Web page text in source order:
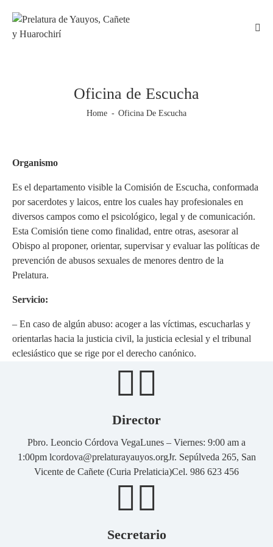
Oficina de Escucha
Home Oficina De Escucha
Organismo
Es el departamento visible la Comisión de Escucha, conformada
por sacerdotes y laicos, entre los cuales hay profesionales en
diversos campos como el psicológico, legal y de comunicación.
Esta Comisión tiene como finalidad, entre otras, asesorar al
Obispo al proponer, orientar, supervisar y evaluar las políticas de
prevención de abusos sexuales de menores dentro de la
Prelatura.
Servicio:
– En caso de algún abuso: acoger a las víctimas, escucharlas y
orientarlas hacia la justicia civil, la justicia eclesial y el tribunal
eclesiástico que se rige por el derecho canónico.
Director
Pbro. Leoncio Córdova VegaLunes – Viernes: 9:00 am a
1:00pm lcordova@prelaturayauyos.orgJr. Sepúlveda 265, San
Vicente de Cañete (Curia Prelaticia)Cel. 986 623 456
Secretario